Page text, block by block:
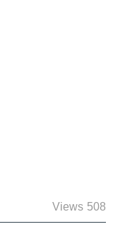
508 Views